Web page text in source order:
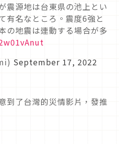
震源地は台東県の池上とい
有名なところ。震度6強と
の地震は連動する場合が多
September 17, 2022
到了台灣的災情影片，發推